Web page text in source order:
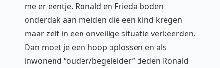
me er eentje. Ronald en Frieda boden
onderdak aan meiden die een kind kregen
maar zelf in een onveilige situatie verkeerden.
Dan moet je een hoop oplossen en als
inwonend “ouder/begeleider” deden Ronald